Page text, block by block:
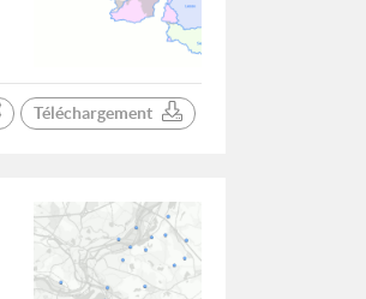
Téléchargement